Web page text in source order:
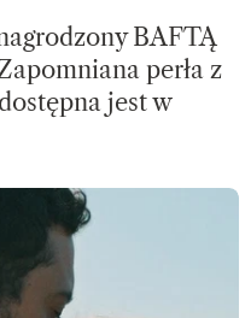
BAFTĄ
perła z
jest w